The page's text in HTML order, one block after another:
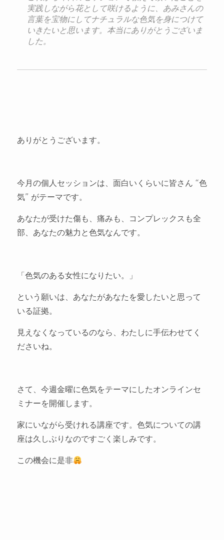
実践しながら花と して咲けるように、あみさんの
言葉を宝物にしてナチュラルな色気を身につけて
いきたいと思います。 本当にありがとうございま
した。
ありがとうございます。
今月の個人セッションは、面白いくらいに皆さん “色
気” がテーマです。
あなたが受けた傷も、痛みも、コンプレックスも全
部、あなたの魅力と色気なんです。
「色気のある女性になりたい。」
という願いは、あなたがあなたを愛したいと思って
いる証拠。
見えなくなっているのなら、わたしに手伝わせてく
ださいね。
さて、今週金曜に色気をテーマにしたオンラインセ
ミナーを開催します。
家にいながら受けれる講座です。色気についての講
座は久しぶりなのですごく楽しみです。
この機会に是非